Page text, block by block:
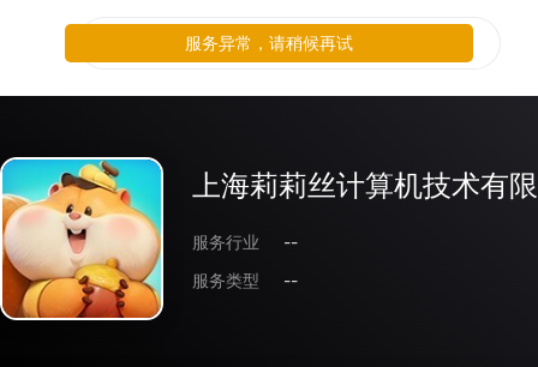
上海莉莉丝计算机技术有
服务行业
--
服务类型
--
服务异常，请稍候再试